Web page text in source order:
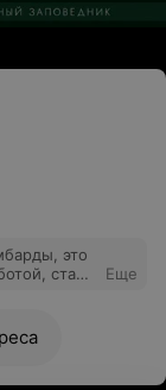
это
в
же,
Еще